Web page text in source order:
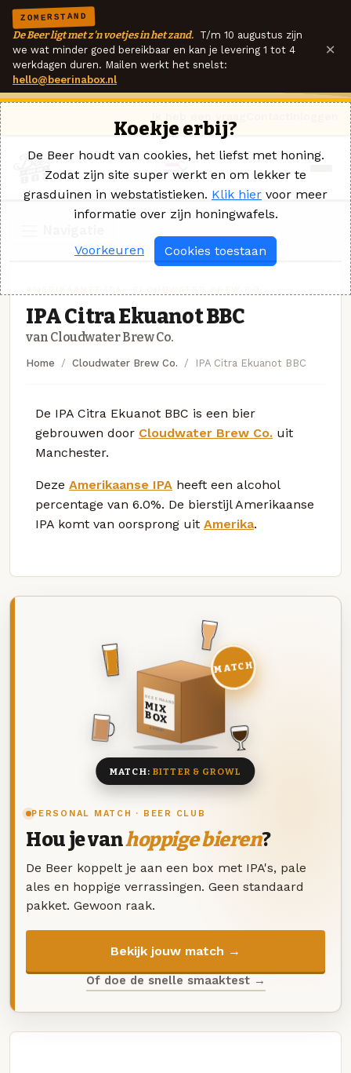
ZOMERSTAND
De Beer ligt met z'n voetjes in het zand. T/m 10 augustus zijn
we wat minder goed bereikbaar en kan je levering 1 tot 4
werkdagen duren. Mailen werkt het snelst:
hello@beerinabox.nl
×
IPA Citra Ekuanot BBC
van Cloudwater Brew Co.
Home Cloudwater Brew Co. IPA Citra Ekuanot BBC
De IPA Citra Ekuanot BBC is een bier
gebrouwen door Cloudwater Brew Co. uit
Manchester.
Deze Amerikaanse IPA heeft een alcohol
percentage van 6.0%. De bierstijl Amerikaanse
IPA komt van oorsprong uit Amerika.
PERSONAL MATCH · BEER CLUB
Hou je vanhoppige bieren?
De Beer koppelt je aan een box met IPA's, pale
ales en hoppige verrassingen. Geen standaard
pakket. Gewoon raak.
Bekijk jouw match →
Of doe de snelle smaaktest →
DEZE MAAND
MIX
BOX
8 BIEREN
MATCH
MATCH: BITTER & GROWL
Koekje erbij?
De Beer houdt van cookies, het liefst met honing.
Zodat zijn site super werkt en om lekker te
grasduinen in webstatistieken. Klik hier voor meer
informatie over zijn honingwafels.
Voorkeuren Cookies toestaan